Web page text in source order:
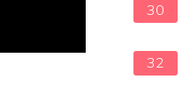
30
32